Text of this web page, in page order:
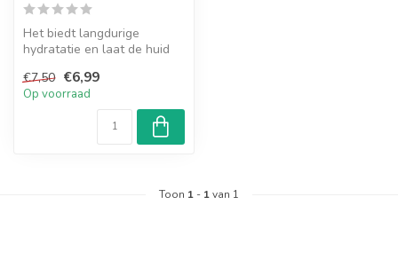
Het biedt langdurige
hydratatie en laat de huid
Geschik...
€7,50 €6,99
Op voorraad
Toon 1 - 1van 1